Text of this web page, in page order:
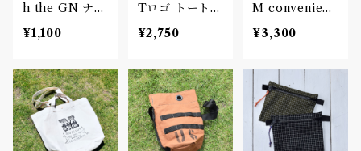
h the GN ナチ
ュラルコットン
バッグ
¥1,100
Tロゴ トートバ
ッグ プリント
キャンバス
¥2,750
M convenienc
e bag タイベ
ック
¥3,300